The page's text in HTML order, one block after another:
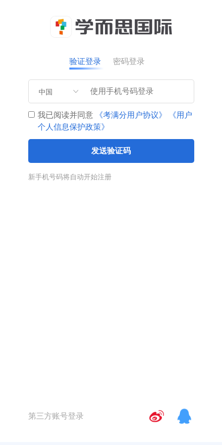
验证登录 密码登录
中国
我已阅读并同意 《考满分用户协议》
《用户
个人信息保护政策》
发送验证码
新手机号码将自动开始注册
第三方账号登录